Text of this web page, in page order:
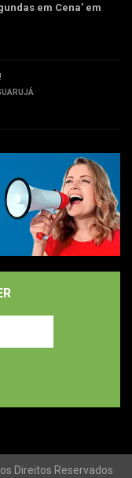
em Cena’ em
Direitos Reservados